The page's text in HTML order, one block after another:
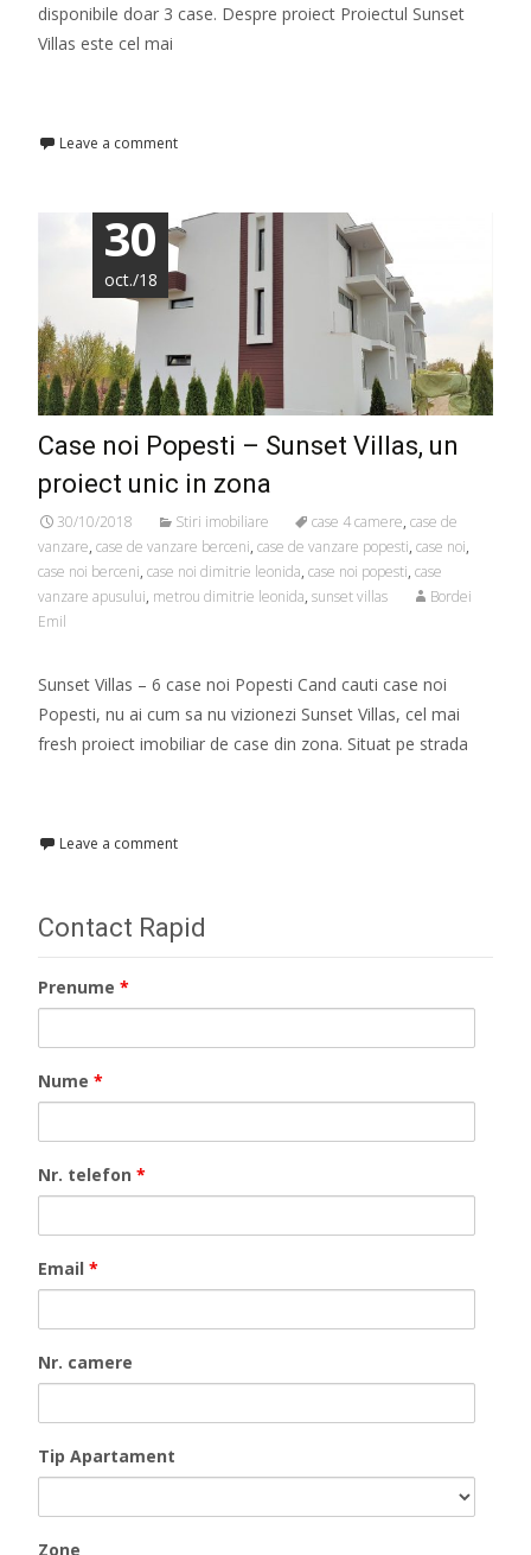
disponibile doar 3 case. Despre proiect Proiectul Sunset
Villas este cel mai
Leave a comment
30
oct./18
Case noi Popesti – Sunset Villas, un
proiect unic in zona
30/10/2018 Stiri imobiliare case 4 camere, case de
vanzare, case de vanzare berceni, case de vanzare popesti, case noi,
case noi berceni, case noi dimitrie leonida, case noi popesti, case
vanzare apusului, metrou dimitrie leonida, sunset villas
Bordei
Emil
Sunset Villas – 6 case noi Popesti Cand cauti case noi
Popesti, nu ai cum sa nu vizionezi Sunset Villas, cel mai
fresh proiect imobiliar de case din zona. Situat pe strada
Leave a comment
Contact Rapid
Prenume *
Nume *
Nr. telefon *
Email *
Nr. camere
Tip Apartament
Zone